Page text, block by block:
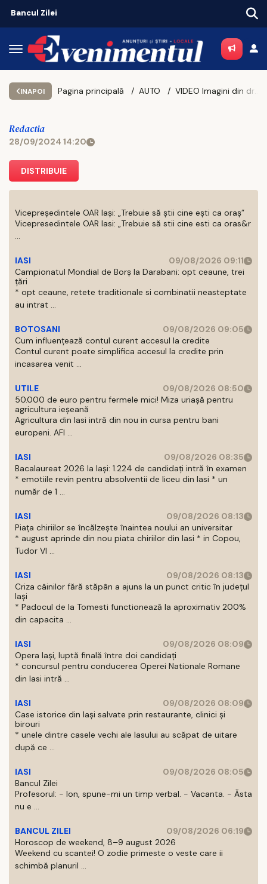
Bancul Zilei
INAPOI Pagina principală AUTO VIDEO Imagini din dronă: prima autostradă din jud. Iași (Mircești – Pașcani)
Redactia
28/09/2024 14:20
DISTRIBUIE
Vicepreședintele OAR Iași: „Trebuie să știi cine ești ca oraș”
Vicepresedintele OAR Iasi: „Trebuie să stii cine esti ca oras&r
...
IASI
09/08/2026 09:11
Campionatul Mondial de Borș la Darabani: opt ceaune, trei
țări
* opt ceaune, retete traditionale si combinatii neasteptate
au intrat ...
BOTOSANI
09/08/2026 09:05
Cum influențează contul curent accesul la credite
Contul curent poate simplifica accesul la credite prin
incasarea venit ...
UTILE
09/08/2026 08:50
50.000 de euro pentru fermele mici! Miza uriașă pentru
agricultura ieșeană
Agricultura din Iasi intră din nou in cursa pentru bani
europeni. AFI ...
IASI
09/08/2026 08:35
Bacalaureat 2026 la Iași: 1.224 de candidați intră în examen
* emotiile revin pentru absolventii de liceu din Iasi * un
număr de 1 ...
IASI
09/08/2026 08:13
Piața chiriilor se încălzește înaintea noului an universitar
* august aprinde din nou piata chiriilor din Iasi * in Copou,
Tudor Vl ...
IASI
09/08/2026 08:13
Criza câinilor fără stăpân a ajuns la un punct critic în județul
Iași
* Padocul de la Tomesti functionează la aproximativ 200%
din capacita ...
IASI
09/08/2026 08:09
Opera Iași, luptă finală între doi candidați
* concursul pentru conducerea Operei Nationale Romane
din Iasi intră ...
IASI
09/08/2026 08:09
Case istorice din Iași salvate prin restaurante, clinici și
birouri
* unele dintre casele vechi ale Iasului au scăpat de uitare
după ce ...
IASI
09/08/2026 08:05
Bancul Zilei
Profesorul: - Ion, spune-mi un timp verbal. - Vacanta. - Ăsta
nu e ...
BANCUL ZILEI
09/08/2026 06:19
Horoscop de weekend, 8–9 august 2026
Weekend cu scantei! O zodie primeste o veste care ii
schimbă planuril ...